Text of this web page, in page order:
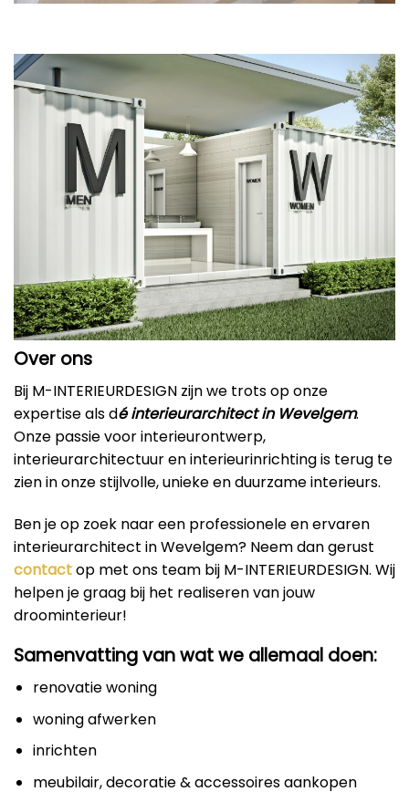
Over ons
Bij M-INTERIEURDESIGN zijn we trots op onze
expertise als dé interieurarchitect in Wevelgem.
Onze passie voor interieurontwerp,
interieurarchitectuur en interieurinrichting is terug te
zien in onze stijlvolle, unieke en duurzame interieurs.
Ben je op zoek naar een professionele en ervaren
interieurarchitect in Wevelgem? Neem dan gerust
contactop met ons team bij M-INTERIEURDESIGN. Wij
helpen je graag bij het realiseren van jouw
droominterieur!
Samenvatting van wat we allemaal doen:
renovatie woning
woning afwerken
inrichten
meubilair, decoratie & accessoires aankopen